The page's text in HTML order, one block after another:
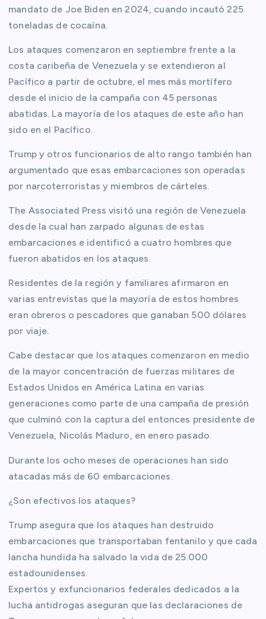
mandato de Joe Biden en 2024, cuando incautó 225
toneladas de cocaína.
Los ataques comenzaron en septiembre frente a la
costa caribeña de Venezuela y se extendieron al
Pacífico a partir de octubre, el mes más mortífero
desde el inicio de la campaña con 45 personas
abatidas. La mayoría de los ataques de este año han
sido en el Pacífico.
Trump y otros funcionarios de alto rango también han
argumentado que esas embarcaciones son operadas
por narcoterroristas y miembros de cárteles.
The Associated Press visitó una región de Venezuela
desde la cual han zarpado algunas de estas
embarcaciones e identificó a cuatro hombres que
fueron abatidos en los ataques.
Residentes de la región y familiares afirmaron en
varias entrevistas que la mayoría de estos hombres
eran obreros o pescadores que ganaban 500 dólares
por viaje.
Cabe destacar que los ataques comenzaron en medio
de la mayor concentración de fuerzas militares de
Estados Unidos en América Latina en varias
generaciones como parte de una campaña de presión
que culminó con la captura del entonces presidente de
Venezuela, Nicolás Maduro, en enero pasado.
Durante los ocho meses de operaciones han sido
atacadas más de 60 embarcaciones.
¿Son efectivos los ataques?
Trump asegura que los ataques han destruido
embarcaciones que transportaban fentanilo y que cada
lancha hundida ha salvado la vida de 25.000
estadounidenses.
Expertos y exfuncionarios federales dedicados a la
lucha antidrogas aseguran que las declaraciones de